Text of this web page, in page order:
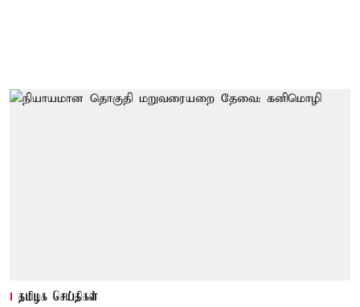
தமிழக செய்திகள்